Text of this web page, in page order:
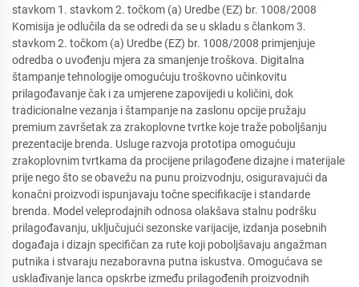
stavkom 1. stavkom 2. točkom (a) Uredbe (EZ) br. 1008/2008
Komisija je odlučila da se odredi da se u skladu s člankom 3.
stavkom 2. točkom (a) Uredbe (EZ) br. 1008/2008 primjenjuje
odredba o uvođenju mjera za smanjenje troškova. Digitalna
štampanje tehnologije omogućuju troškovno učinkovitu
prilagođavanje čak i za umjerene zapovijedi u količini, dok
tradicionalne vezanja i štampanje na zaslonu opcije pružaju
premium završetak za zrakoplovne tvrtke koje traže poboljšanju
prezentacije brenda. Usluge razvoja prototipa omogućuju
zrakoplovnim tvrtkama da procijene prilagođene dizajne i materijale
prije nego što se obavežu na punu proizvodnju, osiguravajući da
konačni proizvodi ispunjavaju točne specifikacije i standarde
brenda. Model veleprodajnih odnosa olakšava stalnu podršku
prilagođavanju, uključujući sezonske varijacije, izdanja posebnih
događaja i dizajn specifičan za rute koji poboljšavaju angažman
putnika i stvaraju nezaboravna putna iskustva. Omogućava se
usklađivanje lanca opskrbe između prilagođenih proizvodnih